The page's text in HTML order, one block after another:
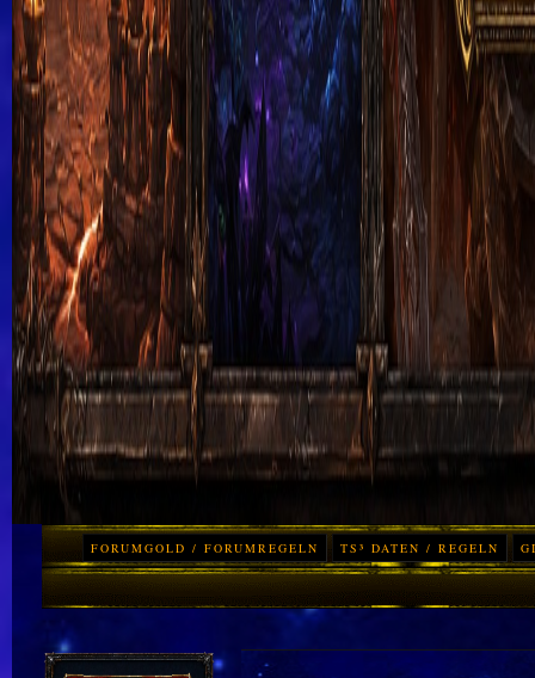
FORUMGOLD / FORUMREGELN TS³ DATEN / REGELN